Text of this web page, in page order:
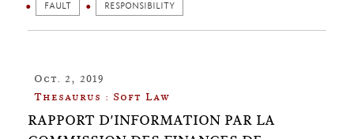
FAULT RESPONSIBILITY
Oct. 2, 2019
Thesaurus : Soft Law
RAPPORT D'INFORMATION PAR LA